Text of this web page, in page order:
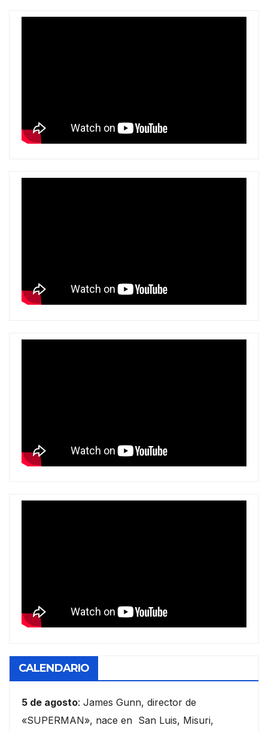
CALENDARIO
5 de agosto: James Gunn, director de
«SUPERMAN», nace en San Luis, Misuri,